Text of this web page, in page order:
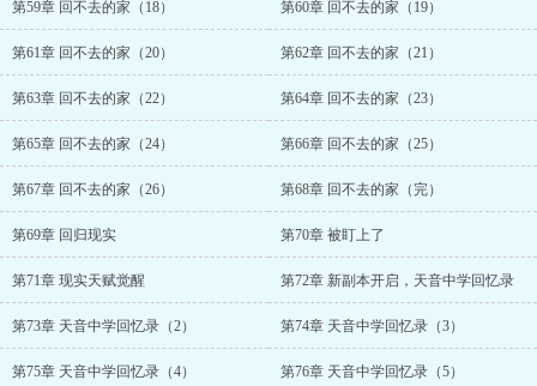
第59章 回不去的家（18） 第60章 回不去的家（19）
第61章 回不去的家（20） 第62章 回不去的家（21）
第63章 回不去的家（22） 第64章 回不去的家（23）
第65章 回不去的家（24） 第66章 回不去的家（25）
第67章 回不去的家（26） 第68章 回不去的家（完）
第69章 回归现实 第70章 被盯上了
第71章 现实天赋觉醒 第72章 新副本开启，天音中学回忆录
第73章 天音中学回忆录（2） 第74章 天音中学回忆录（3）
第75章 天音中学回忆录（4） 第76章 天音中学回忆录（5）